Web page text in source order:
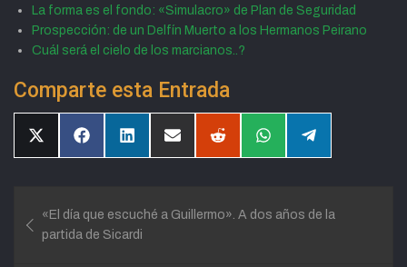
La forma es el fondo: «Simulacro» de Plan de Seguridad
Prospección: de un Delfín Muerto a los Hermanos Peirano
Cuál será el cielo de los marcianos..?
Comparte esta Entrada
CompartirCompartirCompartirCompartirCompartirCompartirCompartir
de
«El día que escuché a Guillermo». A dos años de la
partida de Sicardi